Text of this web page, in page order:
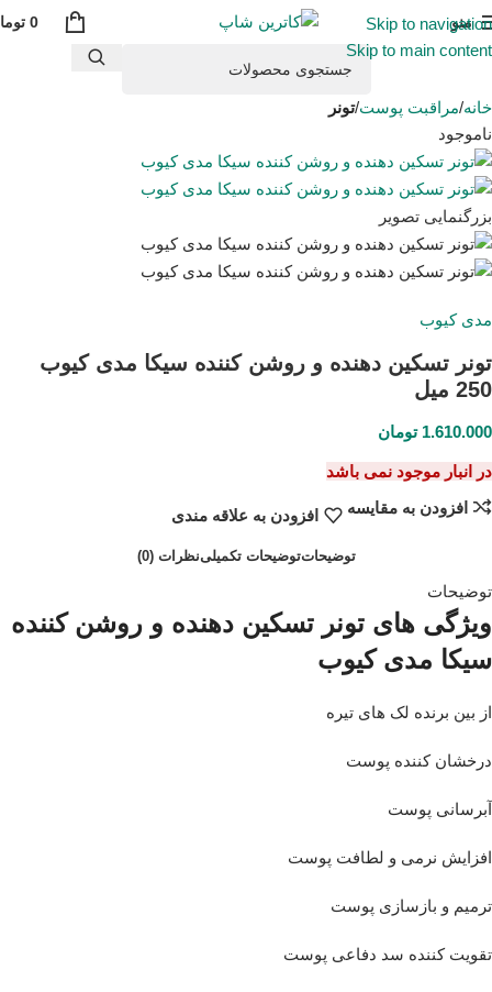
Skip to navigation
Skip to main content
منو 0
خانه مراقبت پوست تونر
ناموجود
بزرگنمایی تصویر
مدی کیوب
تونر تسکین دهنده و روشن کننده سیکا مدی کیوب
250 میل
1.610.000 تومان
در انبار موجود نمی باشد
افزودن به مقایسه
افزودن به علاقه مندی
توضیحاتتوضیحات تکمیلینظرات (0)
توضیحات
ویژگی های تونر تسکین دهنده و روشن کننده
سیکا مدی کیوب
از بین برنده لک های تیره
درخشان کننده پوست
آبرسانی پوست
افزایش نرمی و لطافت پوست
ترمیم و بازسازی پوست
تقویت کننده سد دفاعی پوست